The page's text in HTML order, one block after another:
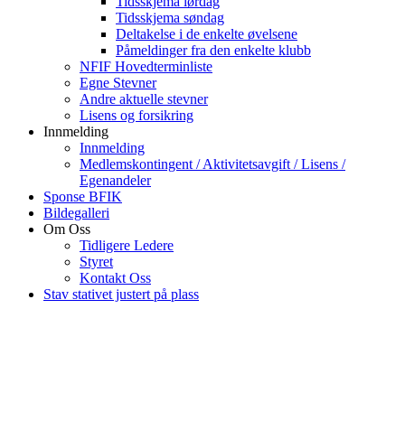
Tidsskjema søndag
Deltakelse i de enkelte øvelsene
Påmeldinger fra den enkelte klubb
NFIF Hovedterminliste
Egne Stevner
Andre aktuelle stevner
Lisens og forsikring
Innmelding
Innmelding
Medlemskontingent / Aktivitetsavgift / Lisens /
Egenandeler
Sponse BFIK
Bildegalleri
Om Oss
Tidligere Ledere
Styret
Kontakt Oss
Stav stativet justert på plass